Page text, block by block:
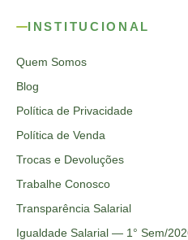
INSTITUCIONAL
Quem Somos
Blog
Política de Privacidade
Política de Venda
Trocas e Devoluções
Trabalhe Conosco
Transparência Salarial
Igualdade Salarial — 1° Sem/